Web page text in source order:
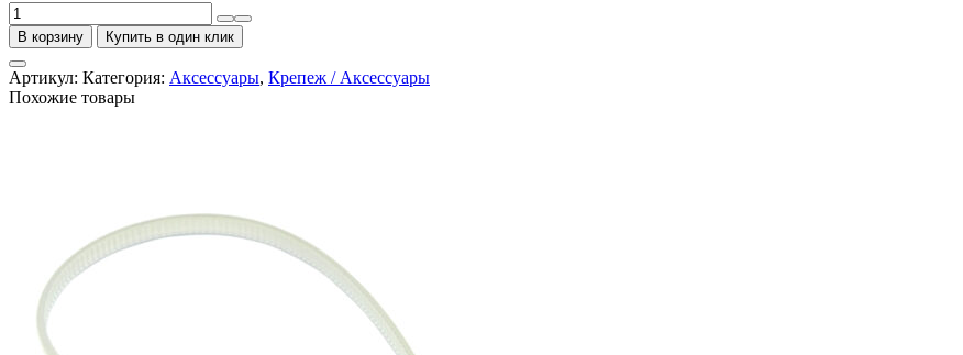
Количество
товара
Скрутка
СИЗ-1
1-
3мм
В корзину Купить в один клик
Артикул: Категория: Аксессуары, Крепеж / Аксессуары
Похожие товары